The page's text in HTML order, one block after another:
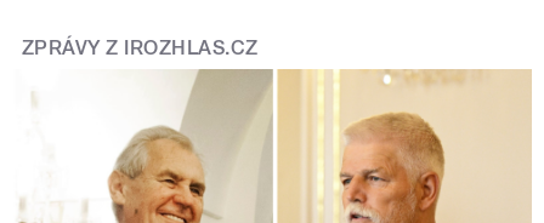
ZPRÁVY Z IROZHLAS.CZ